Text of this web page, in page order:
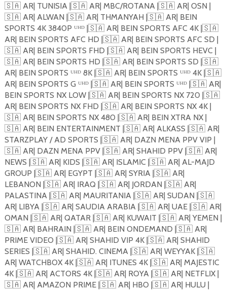
🇸🇦AR| TUNISIA |🇸🇦AR| MBC/ROTANA |🇸🇦AR| OSN |
🇸🇦AR| ALWAN |🇸🇦AR| THMANYAH |🇸🇦AR| BEIN
SPORTS 4K 3840P ᵁᴴᴰ |🇸🇦AR| BEIN SPORTS AFC 4K |🇸🇦
AR| BEIN SPORTS AFC HD |🇸🇦AR| BEIN SPORTS AFC SD |
🇸🇦AR| BEIN SPORTS FHD |🇸🇦AR| BEIN SPORTS HEVC |
🇸🇦AR| BEIN SPORTS HD |🇸🇦AR| BEIN SPORTS SD |🇸🇦
AR| BEIN SPORTS ᵁᴴᴰ 8K |🇸🇦AR| BEIN SPORTS ᵁᴴᴰ 4K |🇸🇦
AR| BEIN SPORTS G ᵁᴴᴰ |🇸🇦AR| BEIN SPORTS ᵁᴴᴰ |🇸🇦AR|
BEIN SPORTS NX LOW |🇸🇦AR| BEIN SPORTS NX 720 |🇸🇦
AR| BEIN SPORTS NX FHD |🇸🇦AR| BEIN SPORTS NX 4K |
🇸🇦AR| BEIN SPORTS NX 480 |🇸🇦AR| BEIN XTRA NX |
🇸🇦AR| BEIN ENTERTAINMENT |🇸🇦AR| ALKASS |🇸🇦AR|
STARZPLAY / AD SPORTS |🇸🇦AR| DAZN MENA PPV VIP |
🇸🇦AR| DAZN MENA PPV |🇸🇦AR| SHAHID PPV |🇸🇦AR|
NEWS |🇸🇦AR| KIDS |🇸🇦AR| ISLAMIC |🇸🇦AR| AL-MAJD
GROUP |🇸🇦AR| EGYPT |🇸🇦AR| SYRIA |🇸🇦AR|
LEBANON |🇸🇦AR| IRAQ |🇸🇦AR| JORDAN |🇸🇦AR|
PALASTINA |🇸🇦AR| MAURITANIA |🇸🇦AR| SUDAN |🇸🇦
AR| LIBYA |🇸🇦AR| SAUDIA ARABIA |🇸🇦AR| UAE |🇸🇦AR|
OMAN |🇸🇦AR| QATAR |🇸🇦AR| KUWAIT |🇸🇦AR| YEMEN |
🇸🇦AR| BAHRAIN |🇸🇦AR| BEIN ONDEMAND |🇸🇦AR|
PRIME VIDEO |🇸🇦AR| SHAHID VIP 4K |🇸🇦AR| SHAHID
SERIES |🇸🇦AR| SHAHID. CINEMA |🇸🇦AR| WEYYAK |🇸🇦
AR| WATCHBOX 4K |🇸🇦AR| ITUNES 4K |🇸🇦AR| MAJESTIC
4K |🇸🇦AR| ACTORS 4K |🇸🇦AR| ROYA |🇸🇦AR| NETFLIX |
🇸🇦AR| AMAZON PRIME |🇸🇦AR| HBO |🇸🇦AR| HULU |